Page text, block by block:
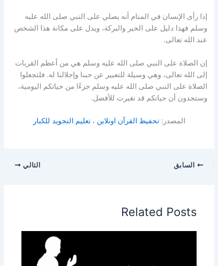
إذا رأى الإنسان في المنام أنه يصلي على النبي صلى الله عليه
وسلم فهذا دليل على الخير والبركة، ويدل على مكانة هذا الشخص
عند الله تعالى.
إن الصلاة على النبي صلى الله عليه وسلم هي من أعظم القربات
إلى الله تعالى، وهي وسيلة للتعبير عن حبنا وإجلالنا له. فلتجعلوا
الصلاة على النبي صلى الله عليه وسلم جزءًا من حياتكم اليومية،
وستجدون أن حياتكم قد تغيرت للأفضل.
المصدر:تحفيظ القرآن اونلاين ،تعليم التجويد للكبار
السابق التالي
Related Posts